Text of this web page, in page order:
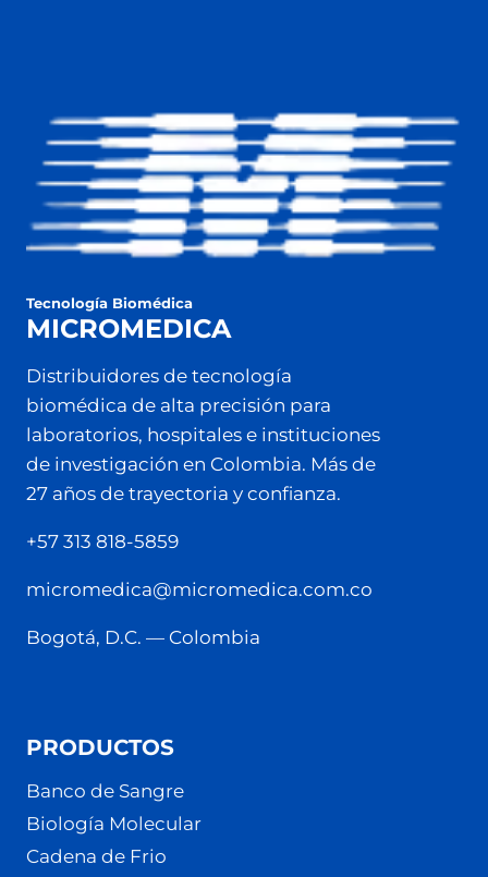
Tecnología Biomédica
MICROMEDICA
Distribuidores de tecnología
biomédica de alta precisión para
laboratorios, hospitales e instituciones
de investigación en Colombia. Más de
27 años de trayectoria y confianza.
+57 313 818-5859
micromedica@micromedica.com.co
Bogotá, D.C. — Colombia
PRODUCTOS
Banco de Sangre
Biología Molecular
Cadena de Frio